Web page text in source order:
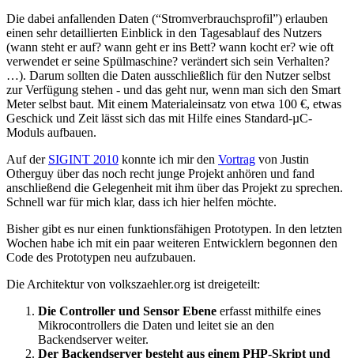
Die dabei anfallenden Daten (“Stromverbrauchsprofil”) erlauben
einen sehr detaillierten Einblick in den Tagesablauf des Nutzers
(wann steht er auf? wann geht er ins Bett? wann kocht er? wie oft
verwendet er seine Spülmaschine? verändert sich sein Verhalten?
…). Darum sollten die Daten ausschließlich für den Nutzer selbst
zur Verfügung stehen - und das geht nur, wenn man sich den Smart
Meter selbst baut. Mit einem Materialeinsatz von etwa 100 €, etwas
Geschick und Zeit lässt sich das mit Hilfe eines Standard-µC-
Moduls aufbauen.
Auf der SIGINT 2010 konnte ich mir den Vortrag von Justin
Otherguy über das noch recht junge Projekt anhören und fand
anschließend die Gelegenheit mit ihm über das Projekt zu sprechen.
Schnell war für mich klar, dass ich hier helfen möchte.
Bisher gibt es nur einen funktionsfähigen Prototypen. In den letzten
Wochen habe ich mit ein paar weiteren Entwicklern begonnen den
Code des Prototypen neu aufzubauen.
Die Architektur von volkszaehler.org ist dreigeteilt:
Die Controller und Sensor Ebene erfasst mithilfe eines
Mikrocontrollers die Daten und leitet sie an den
Backendserver weiter.
Der Backendserver besteht aus einem PHP-Skript und